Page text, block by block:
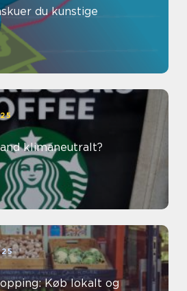
du kunstige
klimaneutralt?
Køb lokalt og